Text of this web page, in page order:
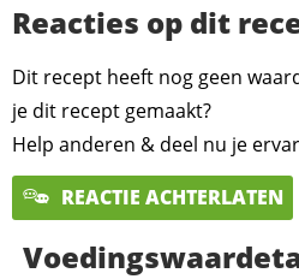
Reacties op dit
Dit recept heeft nog geen
je dit recept gemaakt?
Help anderen & deel nu je
REACTIE ACHTERLATEN